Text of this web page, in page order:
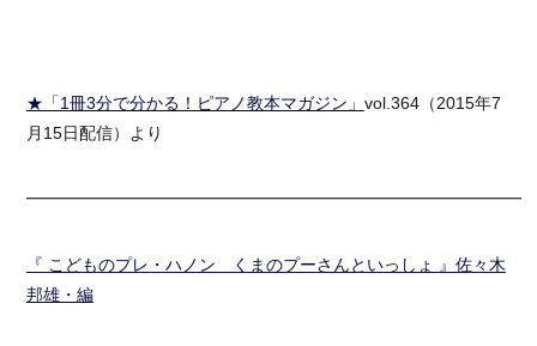
★「1冊3分で分かる！ピアノ教本マガジン」 vol.364（2015年7
月15日配信）より
『 こどものプレ・ハノン くまのプーさんといっしょ 』佐々木
邦雄・編